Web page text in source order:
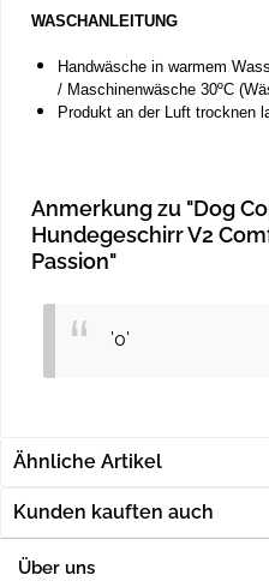
WASCHANLEITUNG
Handwäsche in warmem
/ Maschinenwäsche 30ºC
Produkt an der Luft trocknen
Anmerkung zu "Dog
Hundegeschirr V2
Passion"
'0'
Ähnliche Artikel
Kunden kauften auch
Über uns